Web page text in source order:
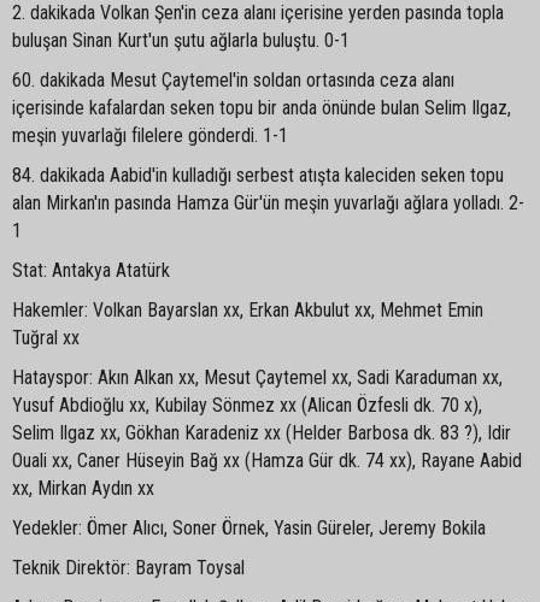
2. dakikada Volkan Şen'in ceza alanı içerisine yerden pasında topla
buluşan Sinan Kurt'un şutu ağlarla buluştu. 0-1
60. dakikada Mesut Çaytemel'in soldan ortasında ceza alanı
içerisinde kafalardan seken topu bir anda önünde bulan Selim Ilgaz,
meşin yuvarlağı filelere gönderdi. 1-1
84. dakikada Aabid'in kulladığı serbest atışta kaleciden seken topu
alan Mirkan'ın pasında Hamza Gür'ün meşin yuvarlağı ağlara yolladı. 2-
1
Stat: Antakya Atatürk
Hakemler: Volkan Bayarslan xx, Erkan Akbulut xx, Mehmet Emin
Tuğral xx
Hatayspor: Akın Alkan xx, Mesut Çaytemel xx, Sadi Karaduman xx,
Yusuf Abdioğlu xx, Kubilay Sönmez xx (Alican Özfesli dk. 70 x),
Selim Ilgaz xx, Gökhan Karadeniz xx (Helder Barbosa dk. 83 ?), Idir
Ouali xx, Caner Hüseyin Bağ xx (Hamza Gür dk. 74 xx), Rayane Aabid
xx, Mirkan Aydın xx
Yedekler: Ömer Alıcı, Soner Örnek, Yasin Güreler, Jeremy Bokila
Teknik Direktör: Bayram Toysal